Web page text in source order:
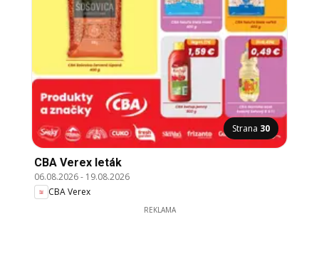
Strana 30
CBA Verex leták
06.08.2026- 19.08.2026
CBA Verex
REKLAMA